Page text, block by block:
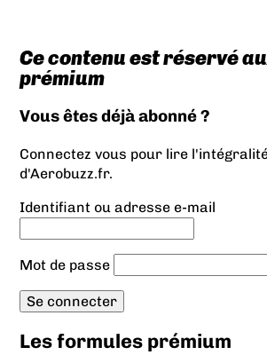
Ce contenu est réservé
prémium
Vous êtes déjà abonné ?
Connectez vous pour lire
d'Aerobuzz.fr.
Identifiant ou adresse e-mail
Mot de passe
Les formules prémium